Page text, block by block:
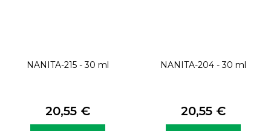
NANITA-215 - 30 ml
20,55 €
NANITA-204 - 30 ml
20,55 €